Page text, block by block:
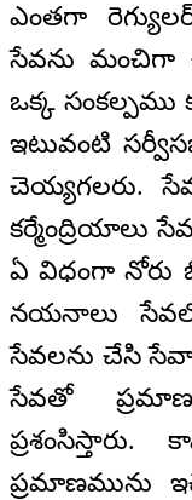
ఎంతగా
సేవను మంచిగా
ఒక్క
ఇటువంటి
చెయ్యగలరు.
కర్మేంద్రియాలు
ఏ విధంగా నోరు
నయనాలు
సేవలను చేసి సేవా
సేవతో
ప్రమాణమును